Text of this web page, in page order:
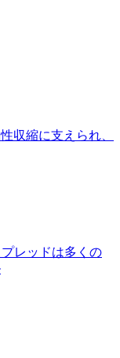
収縮に支えられ、
レッドは多くの